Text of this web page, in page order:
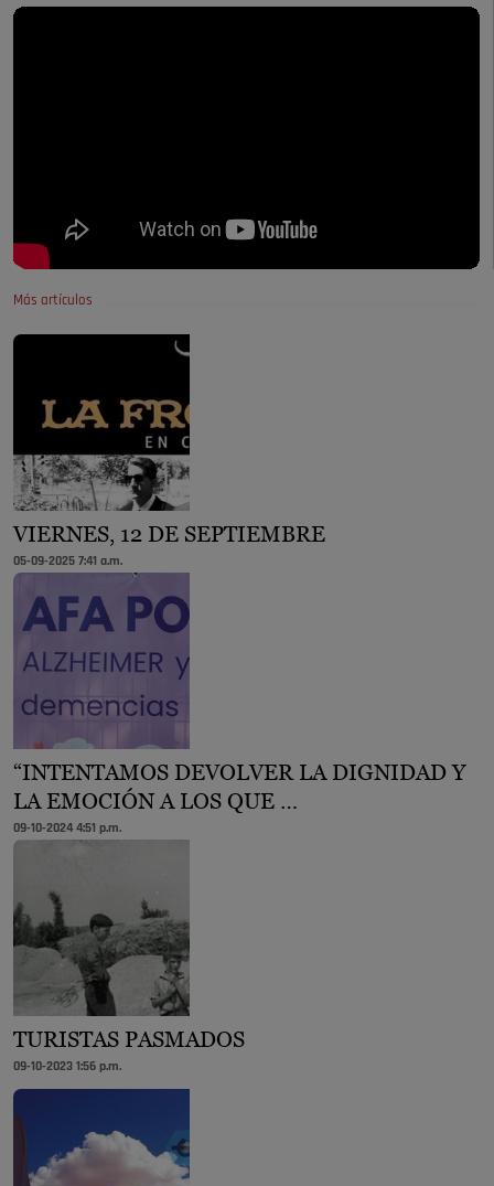
Más artículos
VIERNES, 12 DE SEPTIEMBRE
05-09-2025 7:41 a.m.
“INTENTAMOS DEVOLVER LA DIGNIDAD Y
LA EMOCIÓN A LOS QUE …
09-10-2024 4:51 p.m.
TURISTAS PASMADOS
09-10-2023 1:56 p.m.